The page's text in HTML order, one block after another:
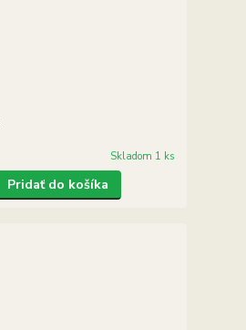
Skladom 1 ks
Pridať do košíka